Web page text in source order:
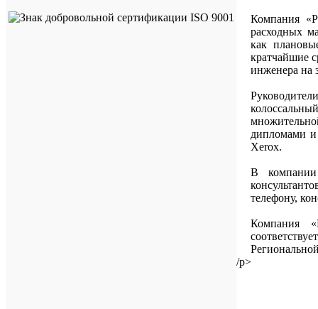
Компания
расходных
как
кратчайшие
инженера на
дипломами и
Xerox.
В компании
телефону,
Компания
/p>